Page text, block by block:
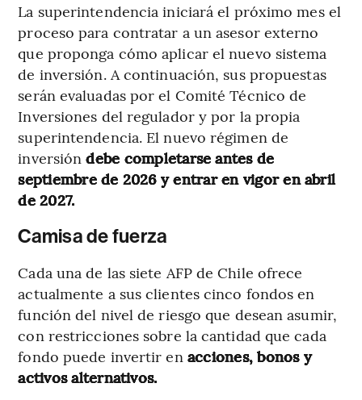
La superintendencia iniciará el próximo mes el
proceso para contratar a un asesor externo
que proponga cómo aplicar el nuevo sistema
de inversión. A continuación, sus propuestas
serán evaluadas por el Comité Técnico de
Inversiones del regulador y por la propia
superintendencia. El nuevo régimen de
inversióndebe completarse antes de
septiembre de 2026 y entrar en vigor en abril
de 2027.
Camisa de fuerza
Cada una de las siete AFP de Chile ofrece
actualmente a sus clientes cinco fondos en
función del nivel de riesgo que desean asumir,
con restricciones sobre la cantidad que cada
fondo puede invertir enacciones, bonos y
activos alternativos.